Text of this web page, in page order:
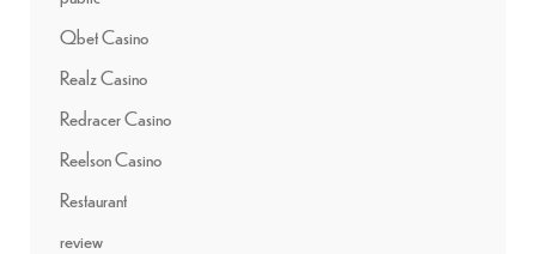
Qbet Casino
Realz Casino
Redracer Casino
Reelson Casino
Restaurant
review